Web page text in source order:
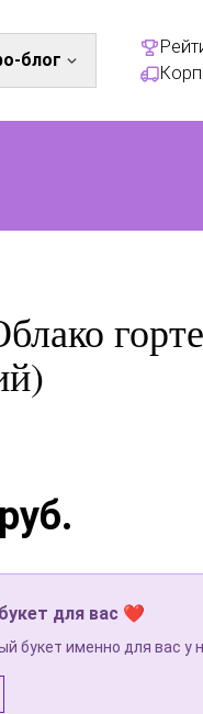
блог
для вас ❤
букет именно для вас у